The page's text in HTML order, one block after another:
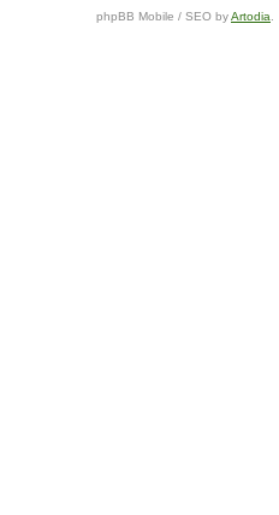
phpBB Mobile / SEO byArtodia